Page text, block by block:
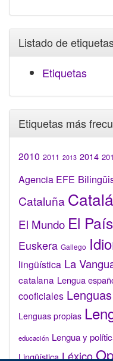
Listado de
Etiquetas
Etiquetas más
2010 2011 2013 2014
Agencia EFE
Cataluña
El Mundo El País
Euskera Gallego
lingüística La
catalana Lengua
cooficiales
Lenguas propias
educación Lengua y
Lingüística Léxico